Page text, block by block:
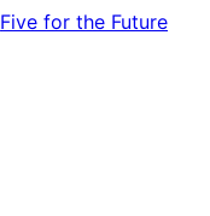
Five for the Future